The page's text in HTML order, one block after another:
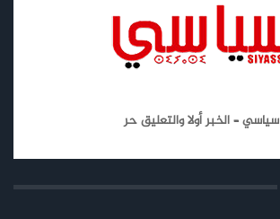
سياسي – الخبر أولا والتعليق حر